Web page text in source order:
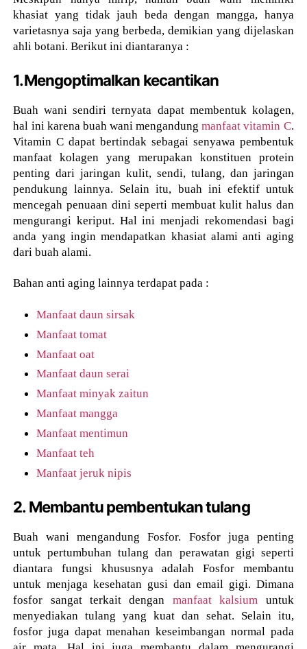
khasiat yang tidak jauh beda dengan mangga, hanya
varietasnya saja yang berbeda, demikian yang dijelaskan
ahli botani. Berikut ini diantaranya :
1.Mengoptimalkan kecantikan
Buah wani sendiri ternyata dapat membentuk kolagen,
hal ini karena buah wani mengandungmanfaat vitamin C.
Vitamin C dapat bertindak sebagai senyawa pembentuk
manfaat kolagen yang merupakan konstituen protein
penting dari jaringan kulit, sendi, tulang, dan jaringan
pendukung lainnya. Selain itu, buah ini efektif untuk
mencegah penuaan dini seperti membuat kulit halus dan
mengurangi keriput. Hal ini menjadi rekomendasi bagi
anda yang ingin mendapatkan khasiat alami anti aging
dari buah alami.
Bahan anti aging lainnya terdapat pada :
Manfaat daun sirsak
Manfaat tomat
Manfaat oat
Manfaat daun serai
Manfaat minyak zaitun
Manfaat mangga
Manfaat mentimun
Manfaat teh
Manfaat jeruk nipis
2. Membantu pembentukan tulang
Buah wani mengandung Fosfor. Fosfor juga penting
untuk pertumbuhan tulang dan perawatan gigi seperti
diantara fungsi khususnya adalah Fosfor membantu
untuk menjaga kesehatan gusi dan email gigi. Dimana
fosfor sangat terkait dengan manfaat kalsium untuk
menyediakan tulang yang kuat dan sehat. Selain itu,
fosfor juga dapat menahan keseimbangan normal pada